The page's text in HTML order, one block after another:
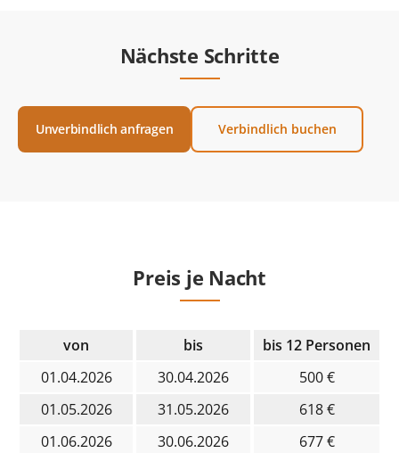
Nächste Schritte
Unverbindlich anfragen Verbindlich buchen
Preis je Nacht
von bis
bis 12 Personen
01.04.2026
30.04.2026
500 €
01.05.2026
31.05.2026
618 €
01.06.2026
30.06.2026
677 €